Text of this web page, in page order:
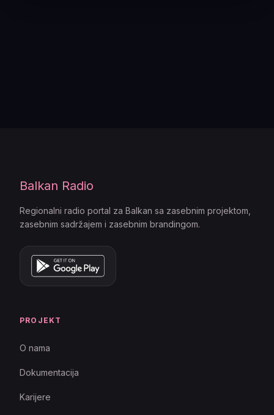
Balkan Radio
Regionalni radio portal za Balkan sa zasebnim projektom,
zasebnim sadržajem i zasebnim brandingom.
PROJEKT
O nama
Dokumentacija
Karijere